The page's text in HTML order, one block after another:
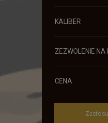
KALIBER
ZEZWOLENIE NA
CENA